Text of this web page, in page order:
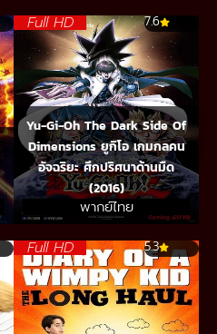
Full HD 7.6
Yu-Gi-Oh The Dark Side Of
Dimensions ยูกิโอ เกมกลคน
อัจฉริยะ ศึกปริศนาด้านมืด
(2016)
พากย์ไทย
Full HD 5.3